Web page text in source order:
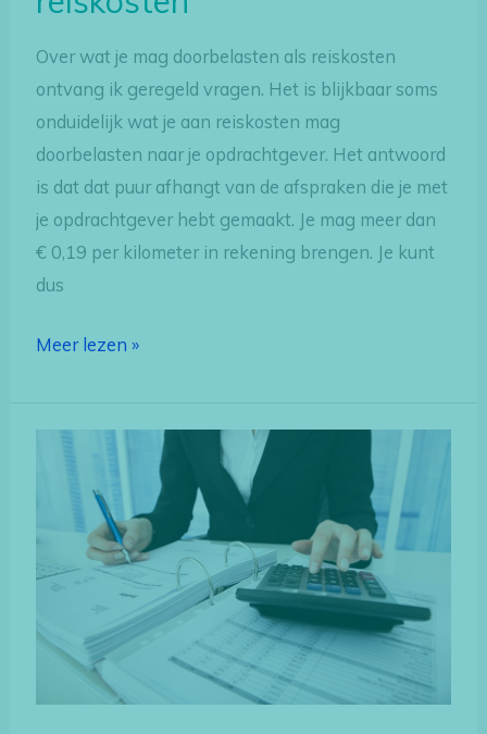
Over wat je mag doorbelasten als reiskosten
ontvang ik geregeld vragen. Het is blijkbaar soms
onduidelijk wat je aan reiskosten mag
doorbelasten naar je opdrachtgever. Het antwoord
is dat dat puur afhangt van de afspraken die je met
je opdrachtgever hebt gemaakt. Je mag meer dan
€ 0,19 per kilometer in rekening brengen. Je kunt
dus
Meer lezen »
Btw
factuur
uit
buitenland